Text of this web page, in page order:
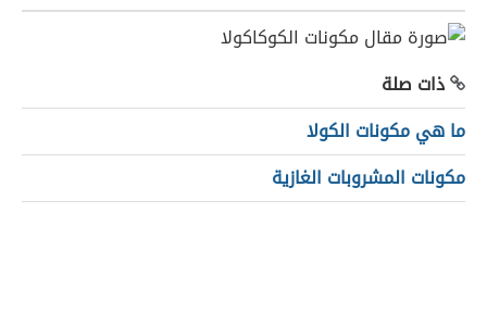
ذات صلة
ما هي مكونات الكولا
مكونات المشروبات الغازية